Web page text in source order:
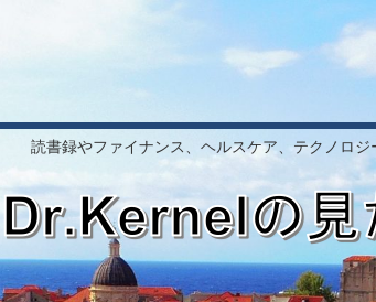
読書録やファイナンス、ヘルスケア、テクノロジ